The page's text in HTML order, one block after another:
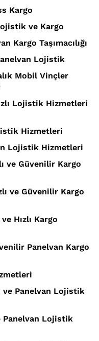
Kargo
ve Kargo
Kargo Taşımacılığı
Lojistik
Mobil Vinçler
Lojistik Hizmetleri
Hizmetleri
Lojistik Hizmetleri
ve Güvenilir Kargo
ve Güvenilir Kargo
Hızlı Kargo
Panelvan Kargo
ve Panelvan Lojistik
Panelvan Lojistik